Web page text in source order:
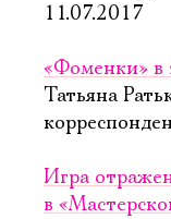
11.07.2017
«Фоменки» в
Татьяна
Игра
в